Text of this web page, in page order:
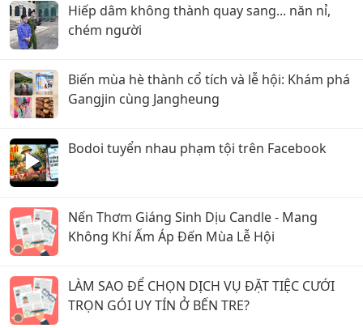
Hiếp dâm không thành quay sang... năn nỉ,
chém người
Biến mùa hè thành cổ tích và lễ hội: Khám phá
Gangjin cùng Jangheung
Bodoi tuyển nhau phạm tội trên Facebook
Nến Thơm Giáng Sinh Dịu Candle - Mang
Không Khí Ấm Áp Đến Mùa Lễ Hội
LÀM SAO ĐỂ CHỌN DỊCH VỤ ĐẶT TIỆC CƯỚI
TRỌN GÓI UY TÍN Ở BẾN TRE?